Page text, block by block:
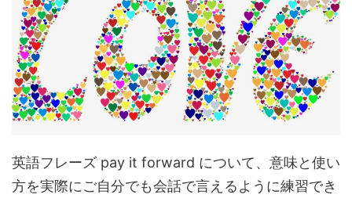
英語フレーズ pay it forward について、意味と使い
方を実際にご自分でも会話で言えるように練習でき